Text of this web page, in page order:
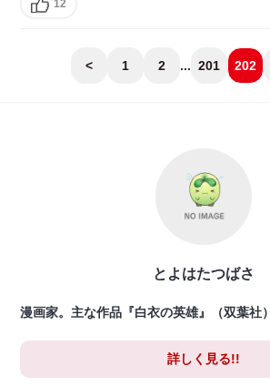
12
< 1 2 ... 201 202
とよはたつばさ
漫画家。主な作品『白衣の英雄』（双葉社）
詳しく見る!!